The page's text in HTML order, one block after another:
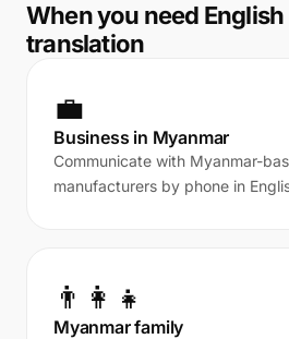
When you need
translation
💼
Business in Myanmar
Communicate with Myanmar-
manufacturers by phone in
👨‍👩‍👧
Myanmar family